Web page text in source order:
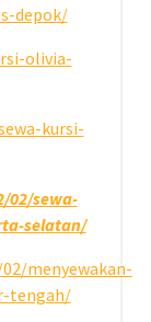
depok/
olivia-
kursi-
02/sewa-
selatan/
menyewakan-
tengah/